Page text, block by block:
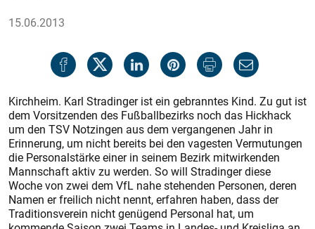
15.06.2013
Kirchheim. Karl Stradinger ist ein gebranntes Kind. Zu gut ist
dem Vorsitzenden des Fußballbezirks noch das Hickhack
um den TSV Notzingen aus dem vergangenen Jahr in
Erinnerung, um nicht bereits bei den vagesten Vermutungen
die Personalstärke einer in seinem Bezirk mitwirkenden
Mannschaft aktiv zu werden. So will Stradinger diese
Woche von zwei dem VfL nahe stehenden Personen, deren
Namen er freilich nicht nennt, erfahren haben, dass der
Traditionsverein nicht genügend Personal hat, um